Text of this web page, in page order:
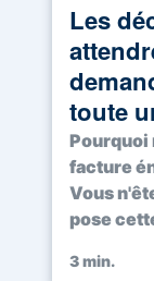
Les
toute
Pourquoi
facture
Vous
pose
3min.